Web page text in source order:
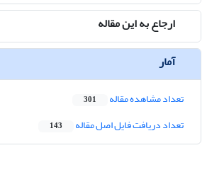
ارجاع به این مقاله
آمار
تعداد مشاهده مقاله 301
تعداد دریافت فایل اصل مقاله 143